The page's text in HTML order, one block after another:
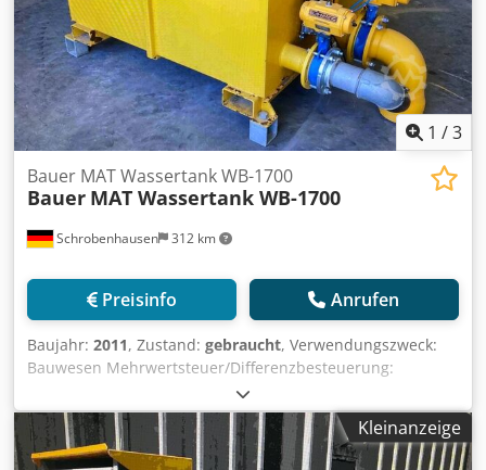
1 /3
Schrobenhausen 312 km
Bauer MAT Wassertank WB-1700
Bauer MAT Wassertank WB-1700
Preisinfo Anrufen
Baujahr: 2011, Zustand: gebraucht, Verwendungszweck:
Bauwesen Mehrwertsteuer/Differenzbesteuerung:
Mehrwertsteuer abzugsfähig Wenden Sie sich an
Mohamad Fattah Ahmad, um weitere Informationen zu
erhalten. Djdpfxjh Ty A So Acleck MAT Wassertank WB-
1700 Guter Zustand Sofort einsatzbereit
Kleinanzeige